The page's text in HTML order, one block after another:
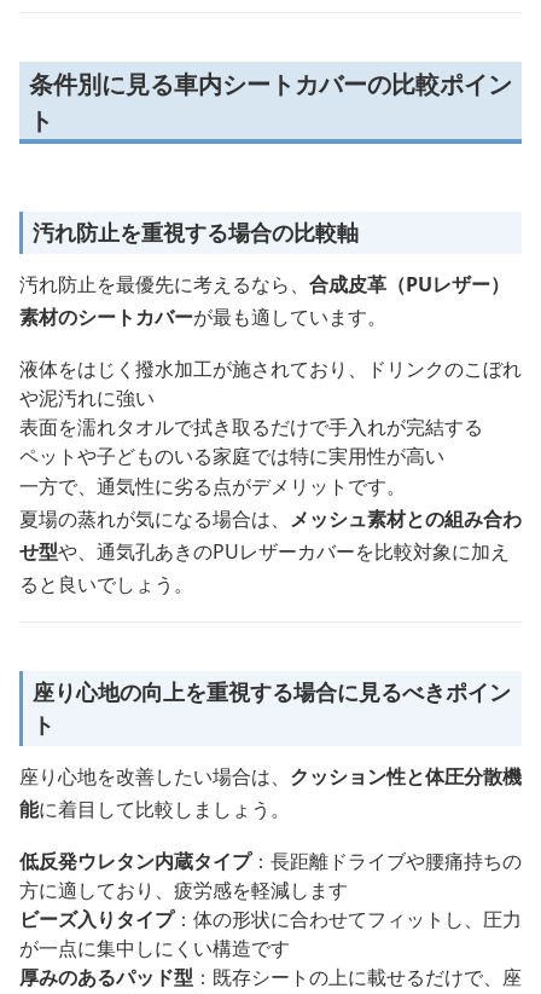
条件別に見る車内シートカバーの比較ポイン
ト
汚れ防止を重視する場合の比較軸
汚れ防止を最優先に考えるなら、 合成皮革（PUレザー）
素材のシートカバーが最も適しています。
液体をはじく撥水加工が施されており、ドリンクのこぼれ
や泥汚れに強い
表面を濡れタオルで拭き取るだけで手入れが完結する
ペットや子どものいる家庭では特に実用性が高い
一方で、通気性に劣る点がデメリットです。
夏場の蒸れが気になる場合は、 メッシュ素材との組み合わ
せ型や、通気孔あきのPUレザーカバーを比較対象に加え
ると良いでしょう。
座り心地の向上を重視する場合に見るべきポイン
ト
座り心地を改善したい場合は、 クッション性と体圧分散機
能に着目して比較しましょう。
低反発ウレタン内蔵タイプ：長距離ドライブや腰痛持ちの
方に適しており、疲労感を軽減します
ビーズ入りタイプ：体の形状に合わせてフィットし、圧力
が一点に集中しにくい構造です
厚みのあるパッド型 ：既存シートの上に載せるだけで、座